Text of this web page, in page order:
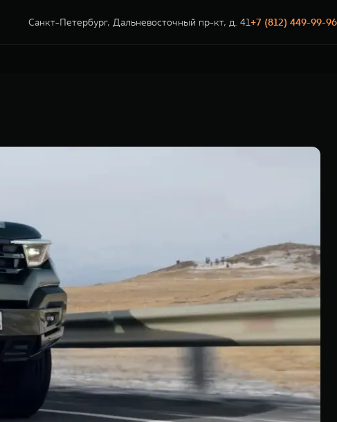
Санкт-Петербург, Дальневосточный пр-кт, д. 41+7 (812) 449-99-96